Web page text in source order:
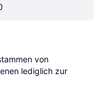
von
lediglich zur